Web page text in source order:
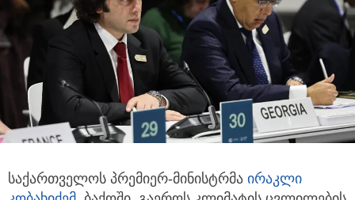
საქართველოს პრემიერ-მინისტრმა ირაკლი